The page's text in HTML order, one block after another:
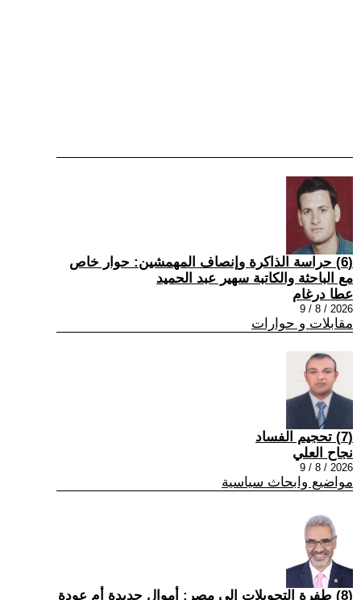
(6) حراسة الذاكرة وإنصاف المهمشين: حوار خاص
مع الباحثة والكاتبة سهير عبد الحميد
عطا درغام
2026 / 8 / 9
مقابلات و حوارات
(7) تحجيم الفساد
نجاح العلي
2026 / 8 / 9
مواضيع وابحاث سياسية
(8) طفرة التحويلات إلى مصر: أموال جديدة أم عودة